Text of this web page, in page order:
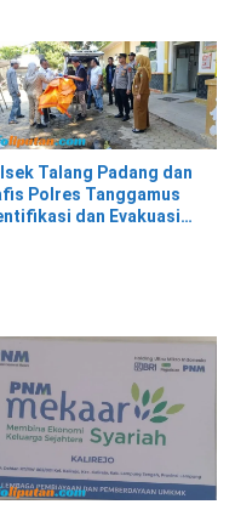
Talang Padang dan
Polres Tanggamus
dan Evakuasi